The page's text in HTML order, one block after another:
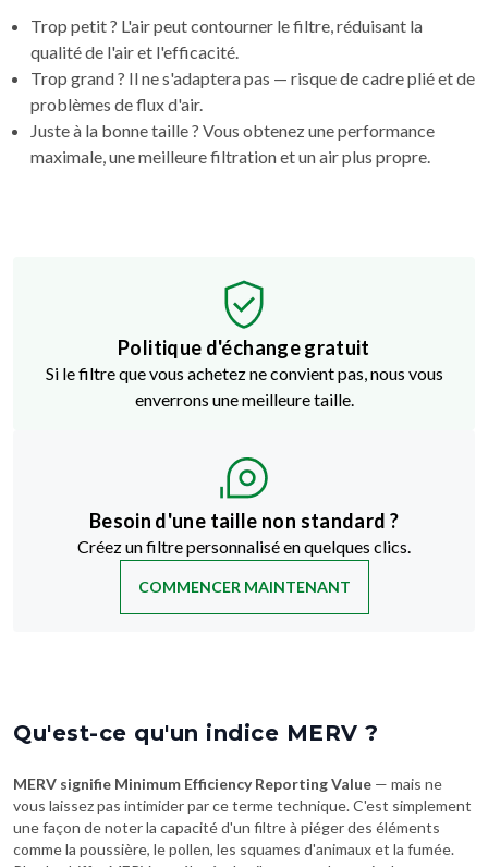
Trop petit ? L'air peut contourner le filtre, réduisant la
qualité de l'air et l'efficacité.
Trop grand ? Il ne s'adaptera pas — risque de cadre plié et de
problèmes de flux d'air.
Juste à la bonne taille ? Vous obtenez une performance
maximale, une meilleure filtration et un air plus propre.
Politique d'échange gratuit
Si le filtre que vous achetez ne convient pas, nous vous
enverrons une meilleure taille.
Besoin d'une taille non standard ?
Créez un filtre personnalisé en quelques clics.
COMMENCER MAINTENANT
Qu'est-ce qu'un indice MERV ?
MERV signifie Minimum Efficiency Reporting Value — mais ne
vous laissez pas intimider par ce terme technique. C'est simplement
une façon de noter la capacité d'un filtre à piéger des éléments
comme la poussière, le pollen, les squames d'animaux et la fumée.